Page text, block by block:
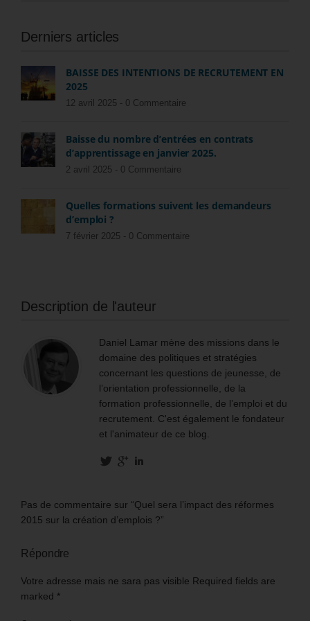
Derniers articles
BAISSE DES INTENTIONS DE RECRUTEMENT EN
2025
12 avril 2025 - 0 Commentaire
Baisse du nombre d’entrées en contrats
d’apprentissage en janvier 2025.
2 avril 2025 - 0 Commentaire
Quelles formations suivent les demandeurs
d’emploi ?
7 février 2025 - 0 Commentaire
Description de l'auteur
Daniel Lamar mène des missions dans le
domaine des politiques et stratégies
concernant les questions de jeunesse, de
l’orientation professionnelle, de la
formation professionnelle, de l’emploi et du
recrutement. C'est également le fondateur
et l'animateur de ce blog.
Pas de commentaire sur “Quel sera l’impact des réformes
2015 sur la création d’emplois ?”
Répondre
Votre adresse mais ne sara pas visible Required fields are
marked *